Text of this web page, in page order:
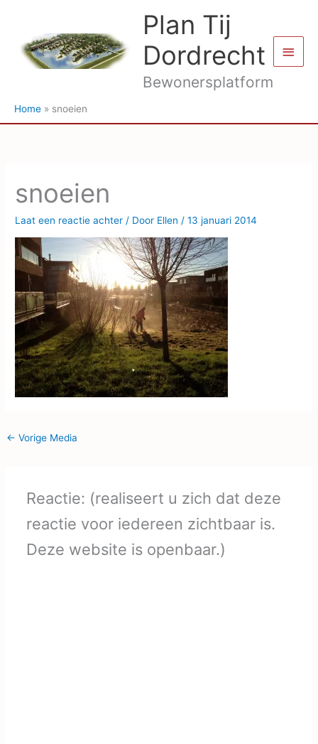
inhoud
Plan Tij
Dordrecht
Bewonersplatform
Home snoeien
snoeien
Laat een reactie achter / Door Ellen /13 januari 2014
← Vorige Media
Reactie: (realiseert u zich dat deze
reactie voor iedereen zichtbaar is.
Deze website is openbaar.)